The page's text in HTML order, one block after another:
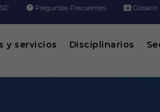
Preguntas Frecuentes Glosario
y servicios Disciplinarios